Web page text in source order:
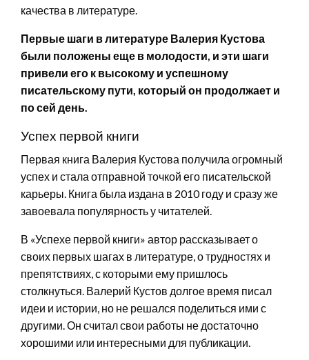
качества в литературе.
Первые шаги в литературе Валерия Кустова
были положены еще в молодости, и эти шаги
привели его к высокому и успешному
писательскому пути, который он продолжает и
по сей день.
Успех первой книги
Первая книга Валерия Кустова получила огромный
успех и стала отправной точкой его писательской
карьеры. Книга была издана в 2010 году и сразу же
завоевала популярность у читателей.
В «Успехе первой книги» автор рассказывает о
своих первых шагах в литературе, о трудностях и
препятствиях, с которыми ему пришлось
столкнуться. Валерий Кустов долгое время писал
идеи и истории, но не решался поделиться ими с
другими. Он считал свои работы не достаточно
хорошими или интересными для публикации.